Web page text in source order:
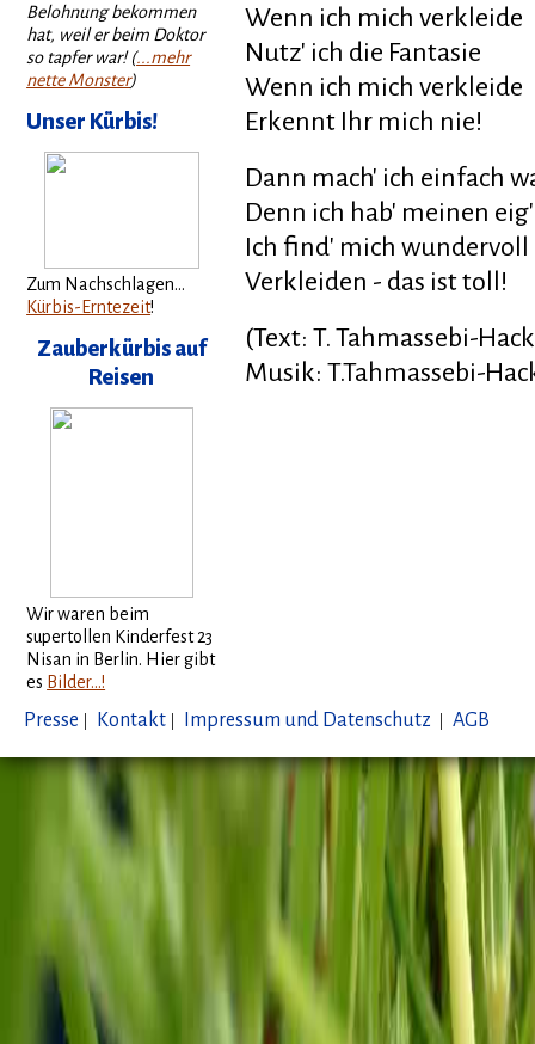
Belohnung bekommen
hat, weil er beim Doktor
so tapfer war! (...mehr
nette Monster)
Unser Kürbis!
Zum Nachschlagen...
Kürbis-Erntezeit!
Zauberkürbis auf
Reisen
Wir waren beim
supertollen Kinderfest 23
Nisan in Berlin. Hier gibt
es Bilder...!
Wenn ich mich verkleide
Nutz' ich die Fantasie
Wenn ich mich verkleide
Erkennt Ihr mich nie!
Dann mach' ich einfach
Denn ich hab' meinen
Ich find' mich wundervoll
Verkleiden - das ist toll!
(Text: T. Tahmassebi-Hack
Musik: T.Tahmassebi-
Presse | Kontakt | Impressum und Datenschutz | AGB